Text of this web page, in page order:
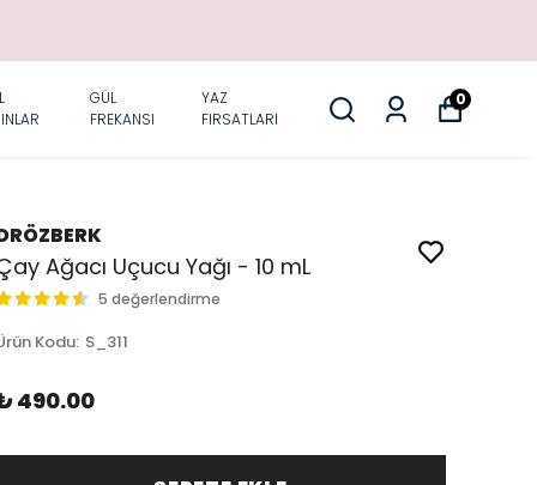
GÜL
FREKANSI
YAZ
FIRSATLARI
0
Ağacı Uçucu Yağı - 10 mL
5 değerlendirme
Kodu: S_311
490.00